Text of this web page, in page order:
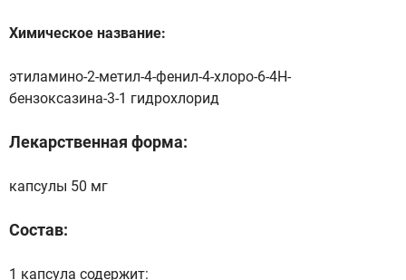
Химическое название:
этиламино-2-метил-4-фенил-4-хлоро-6-4H-
бензоксазина-3-1 гидрохлорид
Лекарственная форма:
капсулы 50 мг
Состав:
1 капсула содержит: